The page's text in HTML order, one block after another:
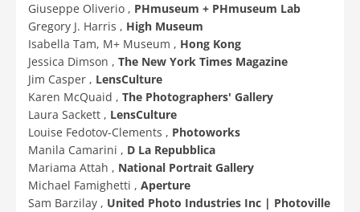
Giuseppe Oliverio , PHmuseum + PHmuseum Lab
Gregory J. Harris , High Museum
Isabella Tam, M+ Museum , Hong Kong
Jessica Dimson , The New York Times Magazine
Jim Casper , LensCulture
Karen McQuaid , The Photographers' Gallery
Laura Sackett , LensCulture
Louise Fedotov-Clements , Photoworks
Manila Camarini , D La Repubblica
Mariama Attah , National Portrait Gallery
Michael Famighetti , Aperture
Sam Barzilay , United Photo Industries Inc | Photoville